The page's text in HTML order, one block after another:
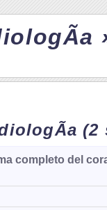
(2
completo del